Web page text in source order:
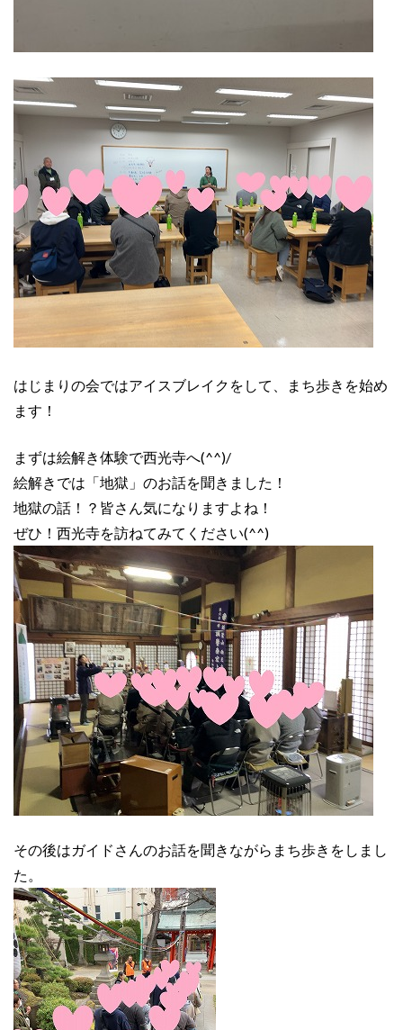
はじまりの会ではアイスブレイクをして、まち歩きを始め
ます！
まずは絵解き体験で西光寺へ(^^)/
絵解きでは「地獄」のお話を聞きました！
地獄の話！？皆さん気になりますよね！
ぜひ！西光寺を訪ねてみてください(^^)
その後はガイドさんのお話を聞きながらまち歩きをしまし
た。